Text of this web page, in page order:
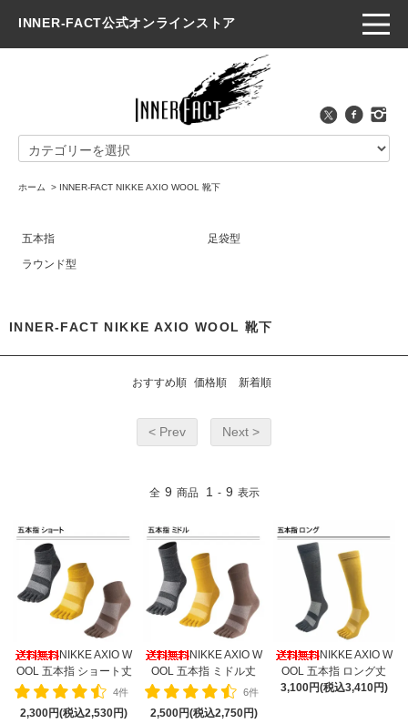
INNER-FACT公式オンラインストア
ホーム > INNER-FACT NIKKE AXIO WOOL 靴下
五本指
足袋型
ラウンド型
INNER-FACT NIKKE AXIO WOOL 靴下
おすすめ順 価格順 新着順
< Prev Next >
全 9 商品 1 - 9 表示
NIKKE AXIO W
OOL 五本指 ショート丈
4件
2,300円(税込2,530円)
NIKKE AXIO W
OOL 五本指 ミドル丈
6件
2,500円(税込2,750円)
NIKKE AXIO W
OOL 五本指 ロング丈
3,100円(税込3,410円)